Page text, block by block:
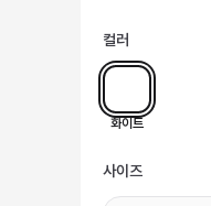
컬러
화이트
사이즈